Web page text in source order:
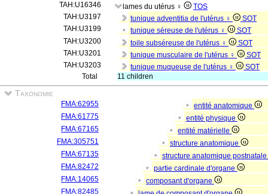
TAH:U16346
lames du utérus ♀
TOS
TAH:U3197
tunique adventitia de l'utérus ♀
SOT
TAH:U3199
tunique séreuse de l'utérus ♀
SOT
TAH:U3200
toile subséreuse de l'utérus ♀
SOT
TAH:U3201
tunique musculaire de l'utérus ♀
SOT
TAH:U3203
tunique muqueuse de l'utérus ♀
SOT
Total
11 children
Taxonomie
FMA:62955
entité anatomique
FMA:61775
entité physique
FMA:67165
entité matérielle
FMA:305751
structure anatomique
FMA:67135
structure anatomique postnatale
FMA:82472
partie cardinale d'organe
FMA:14065
composant d'organe
FMA:82485